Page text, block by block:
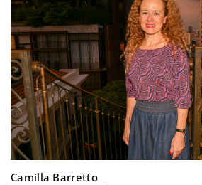
Camilla Barretto